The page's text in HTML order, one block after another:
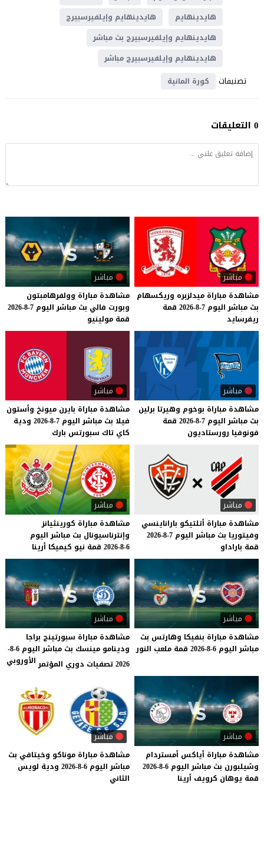
هايدينهايم
هايدينهايم وإيلفيرسبيرج
هايدينهايم وإيلفيرسبيرج بث مباشر
هايدينهايم وإيلفيرسبيرج مباشر
تصنيفات كورة المانية
0 التعليقات
مباشر
مشاهدة مباراة ميدلزبره وريكسهام
بث مباشر اليوم 7-8-2026
قمة
ريفرسايد
مباشر
مشاهدة مباراة وولفرهامبتون
وبورت فالي بث مباشر اليوم 7-8-2026
قمة مولينيو
مباشر
مشاهدة مباراة بوخوم وهيرتا برلين
بث مباشر اليوم 7-8-2026
قمة
فونوفيا رورستاديون
مباشر
مشاهدة مباراة بايرن ميونخ وأستون
فيلا بث مباشر اليوم 7-8-2026
ودية
كاي تاك سبورتس بارك
مباشر
مشاهدة مباراة أتلتيكو باراناينسي
وفيتوريا بث مباشر اليوم 7-8-2026
قمة باراداو
مباشر
مشاهدة مباراة كورينثيانز
وإنترناسيونال بث مباشر اليوم
6-8-2026
قمة نيو كيميكا أرينا
مباشر
مشاهدة مباراة بنفيكا وهارتس بث
مباشر اليوم 6-8-2026 قمة ملعب النور
مباشر
مشاهدة مباراة سبورتينج براجا
ودينامو مينسك بث مباشر اليوم 6-8-
2026 تصفيات دوري المؤتمر
الأوروبي
مباشر
مشاهدة مباراة أياكس أمستردام
وشيلبورن بث مباشر اليوم 6-8-2026
قمة يوهان كرويف أرينا
مباشر
مشاهدة مباراة موناكو وخيتافي بث
مباشر اليوم 6-8-2026 ودية لويس
الثاني